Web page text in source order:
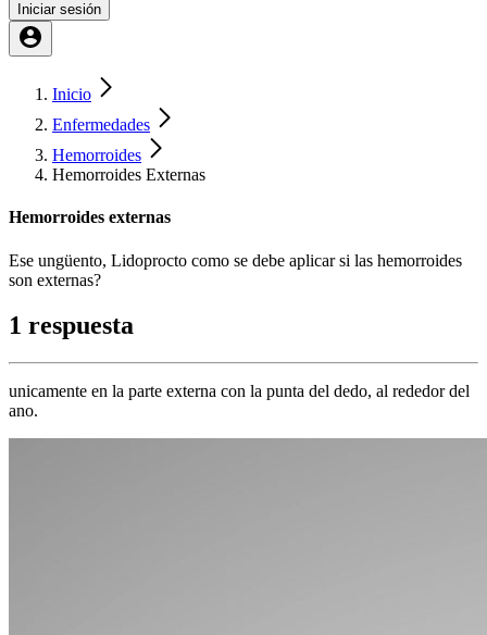
Iniciar sesión
Inicio
Enfermedades
Hemorroides
Hemorroides Externas
Hemorroides externas
Ese ungüento, Lidoprocto como se debe aplicar si las hemorroides
son externas?
1 respuesta
unicamente en la parte externa con la punta del dedo, al rededor del
ano.